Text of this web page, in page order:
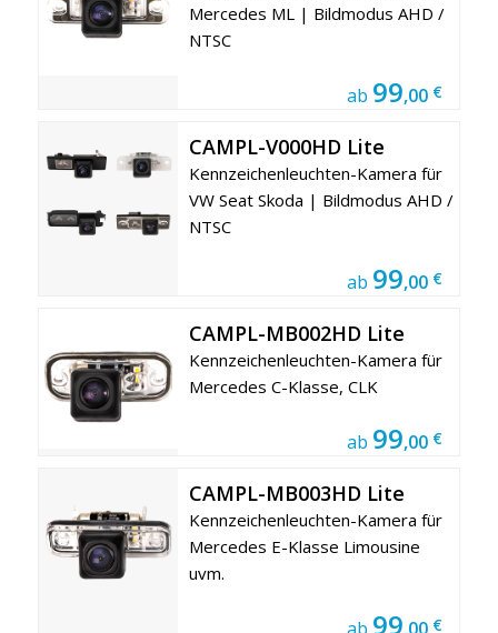
Mercedes ML | Bildmodus AHD /
NTSC
ab 99,00 €
CAMPL-V000HD Lite
Kennzeichenleuchten-Kamera für
VW Seat Skoda | Bildmodus AHD /
NTSC
ab 99,00 €
CAMPL-MB002HD Lite
Kennzeichenleuchten-Kamera für
Mercedes C-Klasse, CLK
ab 99,00 €
CAMPL-MB003HD Lite
Kennzeichenleuchten-Kamera für
Mercedes E-Klasse Limousine
uvm.
99 €